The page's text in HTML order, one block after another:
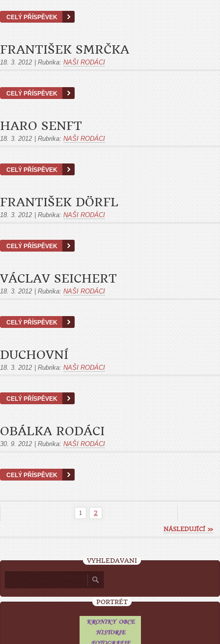
CELÝ PŘÍSPĚVEK
FRANTIŠEK SMRČKA
18. 3. 2012 Rubrika: NAŠI RODÁCI
CELÝ PŘÍSPĚVEK
HARO SENFT
18. 3. 2012 Rubrika: NAŠI RODÁCI
CELÝ PŘÍSPĚVEK
FRANTIŠEK DÖRFL
18. 3. 2012 Rubrika: NAŠI RODÁCI
CELÝ PŘÍSPĚVEK
VÁCLAV SEICHERT
18. 3. 2012 Rubrika: NAŠI RODÁCI
CELÝ PŘÍSPĚVEK
DUCHOVNÍ
18. 3. 2012 Rubrika: NAŠI RODÁCI
CELÝ PŘÍSPĚVEK
OBÁLKA RODÁCI
30. 9. 2012 Rubrika: NAŠI RODÁCI
CELÝ PŘÍSPĚVEK
1 2
NÁSLEDUJÍCÍ »
VYHLEDÁVÁNÍ
PORTRÉT